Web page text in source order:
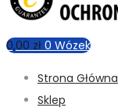
0,00 zł 0 Wózek
Strona Główna
Sklep